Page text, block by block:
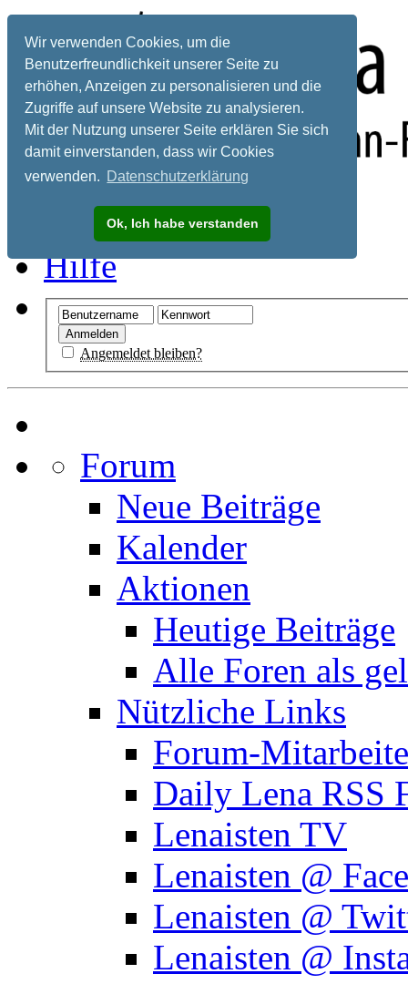
Wir verwenden Cookies, um die
Benutzerfreundlichkeit unserer Seite zu
erhöhen, Anzeigen zu personalisieren und die
Zugriffe auf unsere Website zu analysieren.
Mit der Nutzung unserer Seite erklären Sie sich
damit einverstanden, dass wir Cookies
verwenden. Datenschutzerklärung
Ok, Ich habe verstanden
Registrieren
Hilfe
Angemeldet bleiben?
Forum
Neue Beiträge
Kalender
Aktionen
Heutige Beiträge
Alle Foren als
Nützliche Links
Forum-
Daily Lena RSS
Lenaisten TV
Lenaisten @
Lenaisten @
Lenaisten @